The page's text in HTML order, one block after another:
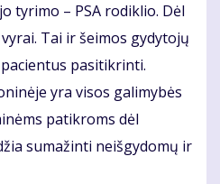
tyrimo – PSA rodiklio. Dėl
Tai ir šeimos gydytojų
pasitikrinti.
yra visos galimybės
patikroms dėl
sumažinti neišgydomų ir